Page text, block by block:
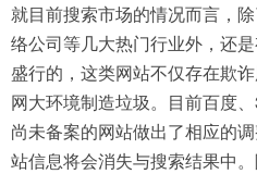
就目前搜索市场的情况而言，
络公司等几大热门行业外，还
盛行的，这类网站不仅存在欺
网大环境制造垃圾。目前百度
尚未备案的网站做出了相应的
站信息将会消失与搜索结果中